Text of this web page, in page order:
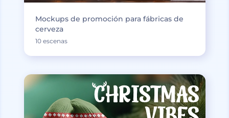
Mockups de promoción para fábricas de
cerveza
10 escenas